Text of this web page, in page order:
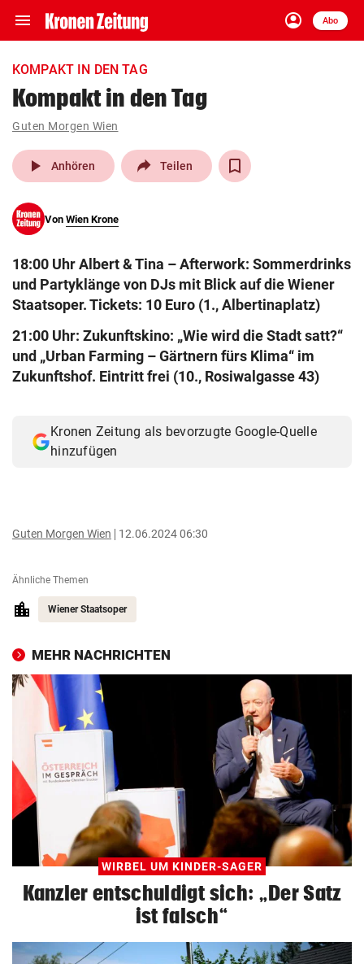
menu Navigation
ein-/ausklappen
account_circle
Anmelden
Abo
close Schließen
account_circle Anmelden
pin_drop
arrow_right
bookmark Merkliste
search
Suchbegriff
eingeben
© Krone Multimedia GmbH & Co KG 2026
KOMPAKT IN DEN TAG
Kompakt in den Tag
Guten Morgen Wien
play_arrow Anhören Teilen
Von Wien Krone
18:00 Uhr Albert & Tina – Afterwork: Sommerdrinks
und Partyklänge von DJs mit Blick auf die Wiener
Staatsoper. Tickets: 10 Euro (1., Albertinaplatz)
21:00 Uhr: Zukunftskino: „Wie wird die Stadt satt?“
und „Urban Farming – Gärtnern fürs Klima“ im
Zukunftshof. Eintritt frei (10., Rosiwalgasse 43)
Kronen Zeitung als bevorzugte Google-Quelle
hinzufügen
Guten Morgen Wien 12.06.2024 06:30
Ähnliche Themen
Wiener Staatsoper
MEHR NACHRICHTEN
WIRBEL UM KINDER-SAGER
Kanzler entschuldigt sich: „Der Satz
ist falsch“